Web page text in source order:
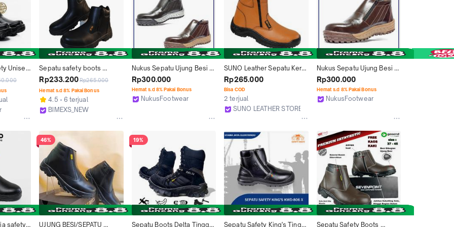
Unisex
proyek
Zuri
Kulit
Sepatu safety boots
resleting hitam-bimexs
Rp233.200Rp265.000
Hemat s.d 8% Pakai Bonus
4.5
6 terjual
BIMEXS_NEW
Nukus Sepatu Ujung Besi
Resleting Boots Kulit Sapi
Safety Lebih Aman - DRRT
Rp300.000
Hemat s.d 8% Pakai Bonus
NukusFootwear
SUNO Leather Sepatu Kerja
Safety Boots Resleting
Ujung Besi item SUNO -
206T Reborn
Rp265.000
Bisa COD
2 terjual
SUNO LEATHER STORE
Nukus Sepatu Ujung Besi
Resleting Boots Kulit Sapi
Coklat Safety Aman - DRRT
Rp300.000
Hemat s.d 8% Pakai Bonus
NukusFootwear
safety
46%
UJUNG BESI/SEPATU
19%
Sepatu Boots Delta Tinggi
Sepatu Safety King's Tinggi
Sepatu Safety Boots